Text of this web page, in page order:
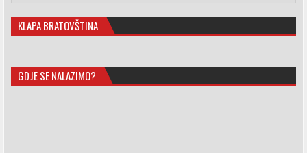
KLAPA BRATOVŠTINA
GDJE SE NALAZIMO?